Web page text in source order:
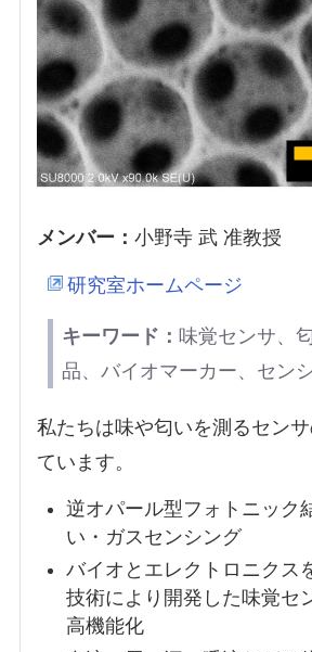
メンバー： 小野寺 武 准教授
研究室ホームページ
キーワード： 味覚センサ、
品、バイオマーカー、セン
私たちは味や匂いを測るセン
ています。
逆オパール型フォトニック
い・ガスセンシング
バイオとエレクトロニクス
技術により開発した味覚セ
高機能化